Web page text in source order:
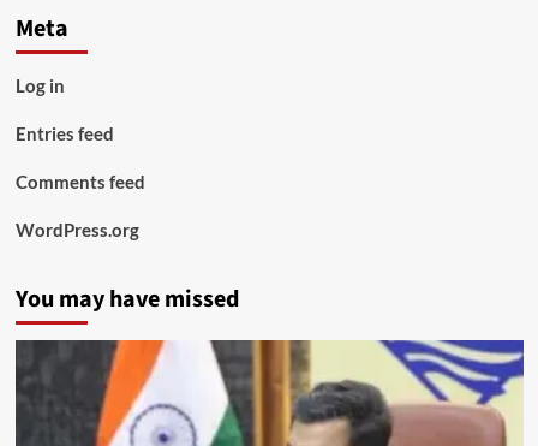
Meta
Log in
Entries feed
Comments feed
WordPress.org
You may have missed